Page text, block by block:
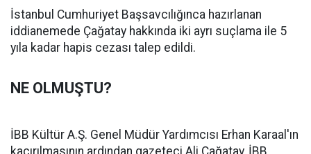
İstanbul Cumhuriyet Başsavcılığınca hazırlanan
iddianemede Çağatay hakkında iki ayrı suçlama ile 5
yıla kadar hapis cezası talep edildi.
NE OLMUŞTU?
İBB Kültür A.Ş. Genel Müdür Yardımcısı Erhan Karaal'ın